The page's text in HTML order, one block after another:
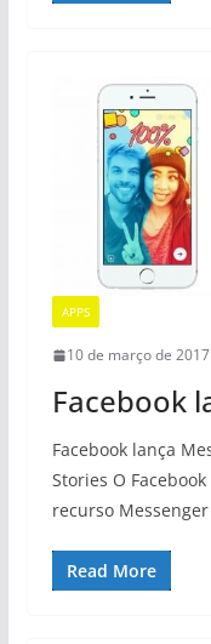
APPS
10 de março de 2017
Facebook
Facebook lança
Stories O
recurso
Read More